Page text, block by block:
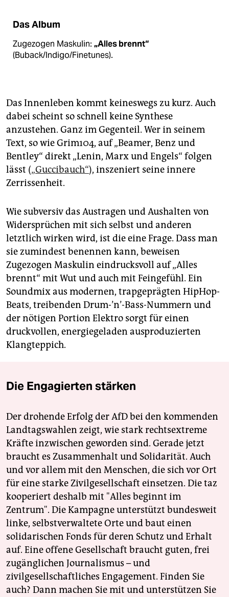
Das Album
Zugezogen Maskulin: „Alles brennt“
(Buback/Indigo/Finetunes).
Das Innenleben kommt keineswegs zu kurz. Auch
dabei scheint so schnell keine Synthese
anzustehen. Ganz im Gegenteil. Wer in seinem
Text, so wie Grim104, auf „Beamer, Benz und
Bentley“ direkt „Lenin, Marx und Engels“ folgen
lässt („Guccibauch“), inszeniert seine innere
Zerrissenheit.
Wie subversiv das Austragen und Aushalten von
Widersprüchen mit sich selbst und anderen
letztlich wirken wird, ist die eine Frage. Dass man
sie zumindest benennen kann, beweisen
Zugezogen Maskulin eindrucksvoll auf „Alles
brennt“ mit Wut und auch mit Feingefühl. Ein
Soundmix aus modernen, trapgeprägten HipHop-
Beats, treibenden Drum-’n’-Bass-Nummern und
der nötigen Portion Elektro sorgt für einen
druckvollen, energiegeladen ausproduzierten
Klangteppich.
Die Engagierten stärken
Der drohende Erfolg der AfD bei den kommenden
Landtagswahlen zeigt, wie stark rechtsextreme
Kräfte inzwischen geworden sind. Gerade jetzt
braucht es Zusammenhalt und Solidarität. Auch
und vor allem mit den Menschen, die sich vor Ort
für eine starke Zivilgesellschaft einsetzen. Die taz
kooperiert deshalb mit "Alles beginnt im
Zentrum". Die Kampagne unterstützt bundesweit
linke, selbstverwaltete Orte und baut einen
solidarischen Fonds für deren Schutz und Erhalt
auf. Eine offene Gesellschaft braucht guten, frei
zugänglichen Journalismus – und
zivilgesellschaftliches Engagement. Finden Sie
auch? Dann machen Sie mit und unterstützen Sie